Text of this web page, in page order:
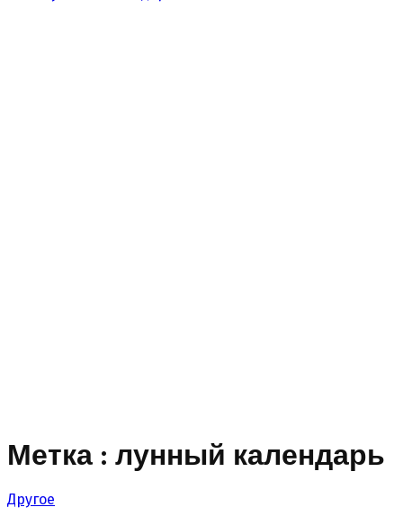
Метка : лунный календарь
Другое